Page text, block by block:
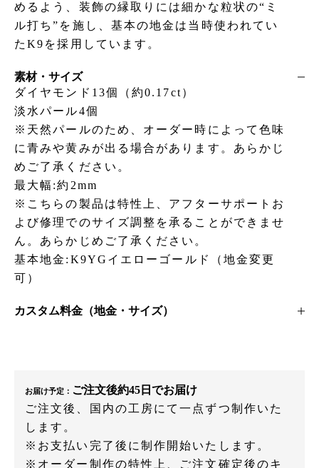
めるよう、装飾の縁取りには細かな粒状の“ミ
ル打ち”を施し、基本の地金は当時使われてい
たK9を採用しています。
素材・サイズ
ダイヤモンド13個（約0.17ct）
淡水パール4個
※天然パールのため、オーダー時によって色味
に青みや黄みが出る場合があります。あらかじ
めご了承ください。
最大幅:約2mm
※こちらの製品は特性上、アフターサポートお
よび修理でのサイズ調整を承ることができませ
ん。あらかじめご了承ください。
基本地金:K9YGイエローゴールド（地金変更
可）
カスタム料金（地金・サイズ）
お届け予定： ご注文後約45日でお届け
ご注文後、国内の工房にて一点ずつ制作いた
します。
※お支払い完了後に制作開始いたします。
※オーダー制作の特性上、ご注文確定後のキ